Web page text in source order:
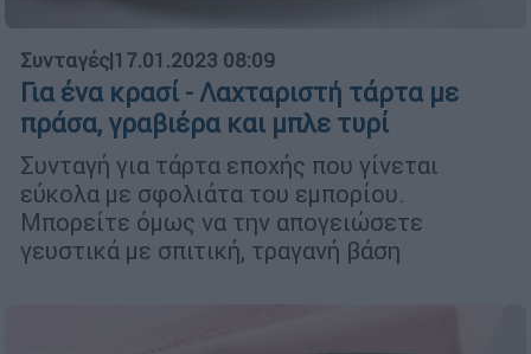
Συνταγές|17.01.2023 08:09
Για ένα κρασί - Λαχταριστή τάρτα με
πράσα, γραβιέρα και μπλε τυρί
Συνταγή για τάρτα εποχής που γίνεται
εύκολα με σφολιάτα του εμπορίου.
Μπορείτε όμως να την απογειώσετε
γευστικά με σπιτική, τραγανή βάση